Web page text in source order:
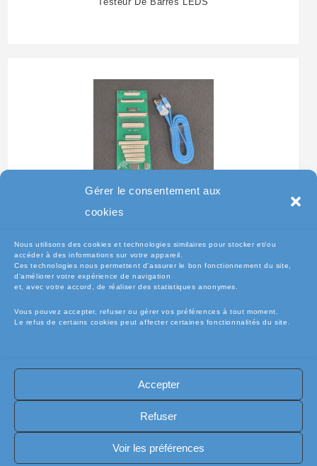
Gérer le consentement aux
cookies
Nous utilisons des cookies et technologies similaires pour stocker et/ou
accéder à des informations sur votre appareil.
Ces technologies nous permettent d’assurer le bon fonctionnement du site,
d’améliorer votre expérience de navigation
et, avec votre accord, de réaliser des statistiques anonymes.
Vous pouvez accepter, refuser ou gérer vos préférences à tout moment.
Le refus de certains cookies peut affecter certaines fonctionnalités du site.
Accepter
Refuser
Voir les préférences
Testeur Pour Clavier De
🧾Conditions Générales de Vente (CGV)
🔐 Politique de confidentialité
🔐 Exercer mes droits RGPD
🛡️ Assurance casse / perte